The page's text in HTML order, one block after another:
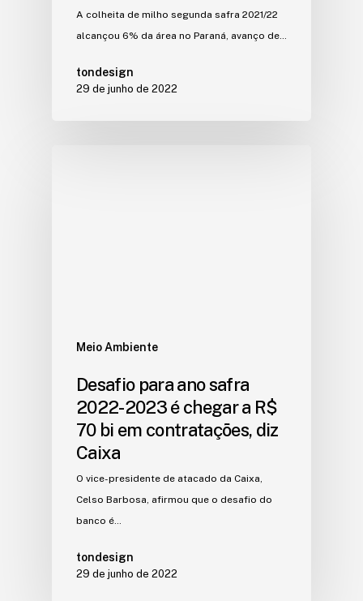
A colheita de milho segunda safra 2021/22
alcançou 6% da área no Paraná, avanço de…
tondesign
29 de junho de 2022
Meio Ambiente
Desafio para ano safra
2022-2023 é chegar a R$
70 bi em contratações, diz
Caixa
O vice-presidente de atacado da Caixa,
Celso Barbosa, afirmou que o desafio do
banco é…
tondesign
29 de junho de 2022